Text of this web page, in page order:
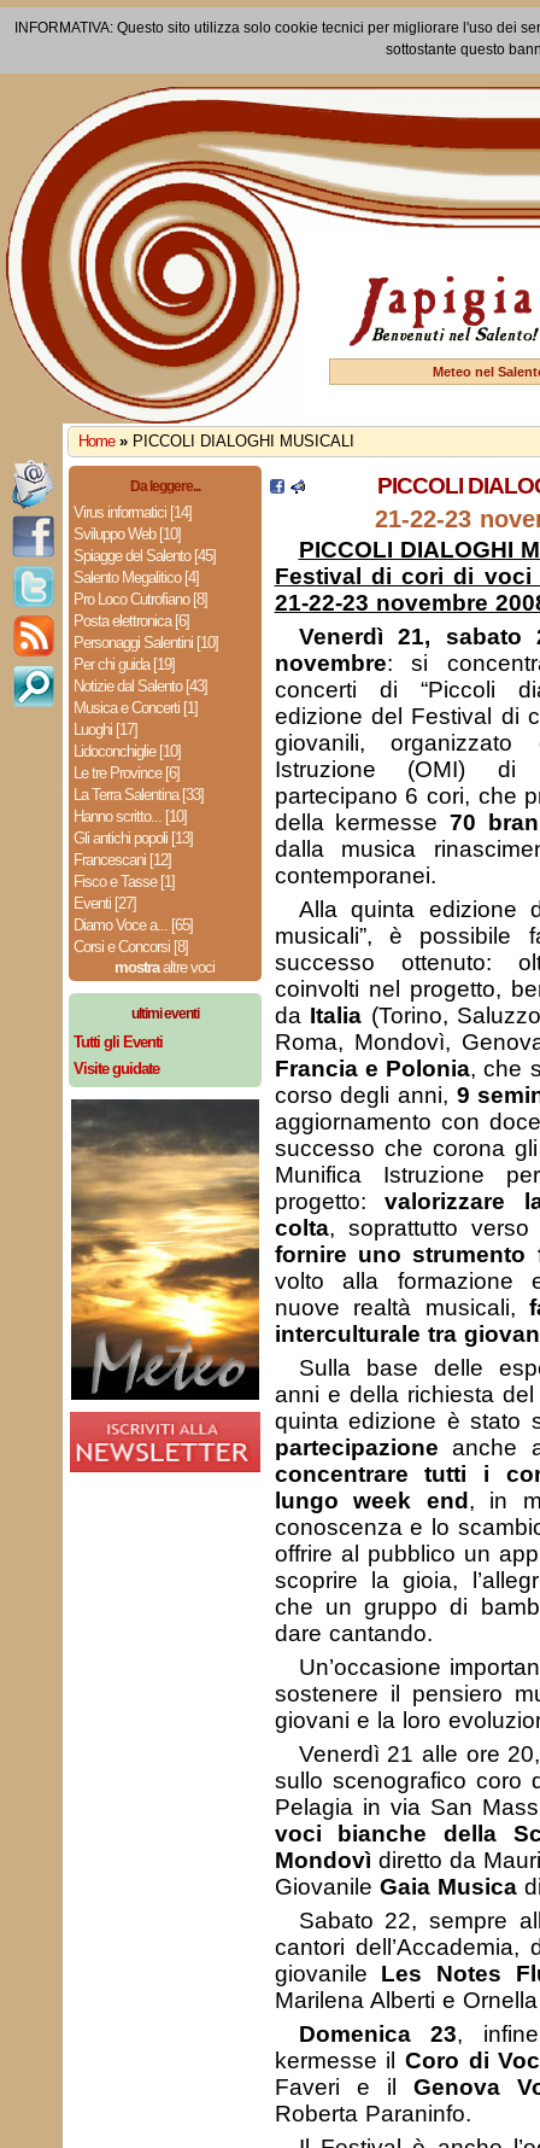
INFORMATIVA: Questo sito utilizza solo cookie tecnici per migliorare l'uso dei
sottostante questo
Meteo nel
Home » PICCOLI DIALOGHI MUSICALI
Da leggere...
Virus informatici [14]
Sviluppo Web [10]
Spiagge del Salento [45]
Salento Megalitico [4]
Pro Loco Cutrofiano [8]
Posta elettronica [6]
Personaggi Salentini [10]
Per chi guida [19]
Notizie dal Salento [43]
Musica e Concerti [1]
Luoghi [17]
Lidoconchiglie [10]
Le tre Province [6]
La Terra Salentina [33]
Hanno scritto... [10]
Gli antichi popoli [13]
Francescani [12]
Fisco e Tasse [1]
Eventi [27]
Diamo Voce a... [65]
Corsi e Concorsi [8]
mostraaltre voci
ultimi eventi
Tutti gli Eventi
Visite guidate
PICCOLI
21-22-23
PICCOLI DIALOGHI
Festival di cori di voci
21-22-23 novembre
Venerdì 21,
novembre: si
concerti di “Piccoli
edizione del Festival di
giovanili, organizzato
Istruzione (OMI)
partecipano 6 cori, che
della kermesse70
dalla musica
contemporanei.
Alla quinta edizione
musicali”, è possibile
successo ottenuto:
coinvolti nel progetto,
da Italia (Torino,
Roma, Mondovì,
Francia e Polonia, che
corso degli anni, 9
aggiornamento con
successo che corona
Munifica Istruzione
progetto: valorizzare
colta, soprattutto
fornire uno strumento
volto alla formazione
nuove realtà musicali,
interculturale tra
Sulla base delle
anni e della richiesta
quinta edizione è stato
partecipazione anche
concentrare tutti i
lungo week end , in
conoscenza e lo
offrire al pubblico un
scoprire la gioia,
che un gruppo di
dare cantando.
Un’occasione
sostenere il pensiero
giovani e la loro
Venerdì 21 alle ore
sullo scenografico coro
Pelagia in via San
voci bianche della
Mondovì diretto da
Giovanile Gaia Musicadi
Sabato 22, sempre
cantori
giovanile Les Notes
Marilena Alberti e
Domenica 23,
kermesse il Coro di
Faveri e il Genova
Roberta Paraninfo.